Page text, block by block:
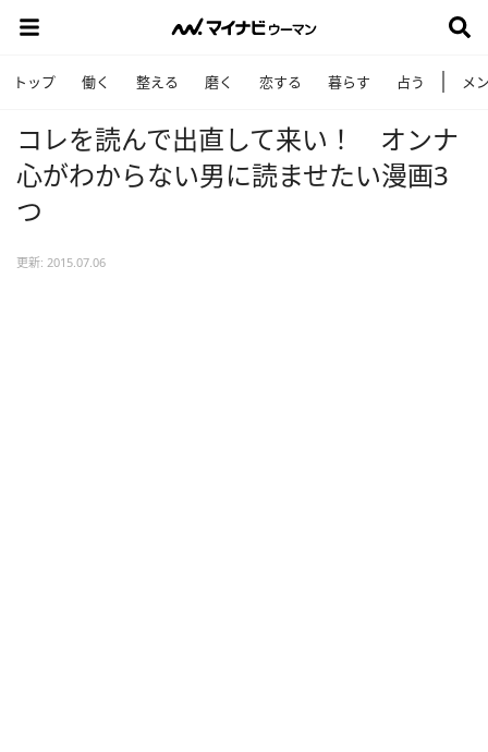
トップ 働く 整える 磨く 恋する 暮らす 占う メ
コレを読んで出直して来い！ オンナ
心がわからない男に読ませたい漫画3
つ
更新: 2015.07.06